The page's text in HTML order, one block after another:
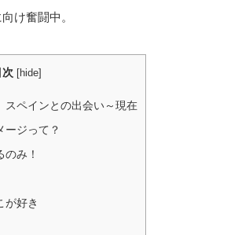
け奮闘中。
次 [hide]
ペインとの出会い～現在
ージって？
み！
が好き